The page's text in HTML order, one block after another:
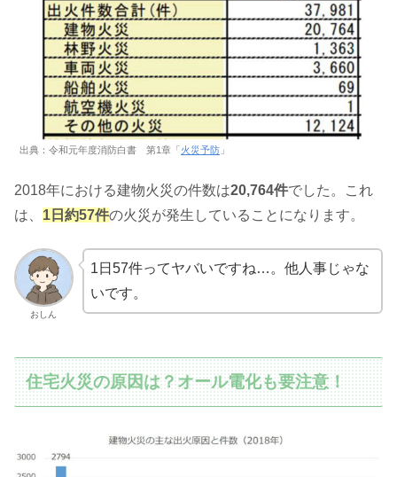
出典：令和元年度消防白書 第1章「火災予防 」
2018年における建物火災の件数は20,764件でした。これ
は、 1日約57件の火災が発生していることになります。
おしん
1日57件ってヤバいですね…。他人事じゃな
いです。
住宅火災の原因は？オール電化も要注意！